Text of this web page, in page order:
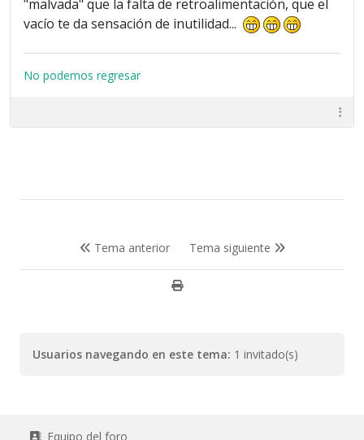
"malvada" que la falta de retroalimentación, que el
vacío te da sensación de inutilidad...
No podemos regresar
Tema anterior Tema siguiente
Usuarios navegando en este tema: 1 invitado(s)
Equipo del foro